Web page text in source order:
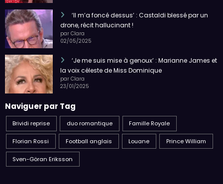
‘Il m’a foncé dessus’ : Castaldi blessé par un
drone, récit hallucinant !
par Clara
02/05/2025
‘Je me suis mise à genoux’ : Marianne James et
la voix céleste de Miss Dominique
par Clara
23/01/2025
Naviguer par Tag
Brividi reprise duo romantique Famille Royale
Florian Rossi Football anglais Louane Prince William
Sven-Göran Eriksson